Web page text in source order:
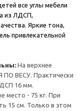
все углы мебели
из ЛДСП,
Яркие тона,
привлекательной
На верхнее
ПО ВЕСУ. Практически
16 мм.
место - 75 кг. При
15 см. Только в этом